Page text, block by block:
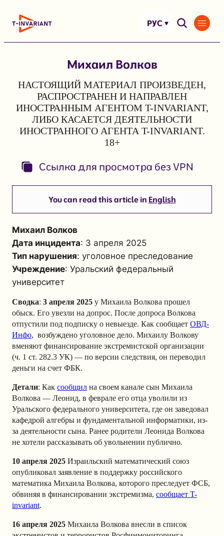
РУС
Михаил Волков
НАСТОЯЩИЙ МАТЕРИАЛ ПРОИЗВЕДЕН,
РАСПРОСТРАНЕН И НАПРАВЛЕН
ИНОСТРАННЫМ АГЕНТОМ T-INVARIANT,
ЛИБО КАСАЕТСЯ ДЕЯТЕЛЬНОСТИ
ИНОСТРАННОГО АГЕНТА T-INVARIANT.
18+
Ссылка для просмотра без VPN
You can read this article in English
Михаил Волков
Дата инцидента: 3 апреля 2025
Тип нарушения: уголовное преследование
Учреждение: Уральский федеральный
университет
Сводка: 3 апреля 2025 у Михаила Волкова прошел
обыск. Его увезли на допрос. После допроса Волкова
отпустили под подписку о невыезде. Как сообщает ОВД-
Инфо, возбуждено уголовное дело. Михаилу Волкову
вменяют финансирование экстремистской организации
(ч. 1 ст. 282.3 УК) — по версии следствия, он переводил
деньги на счет ФБК.
Детали: Как сообщил на своем канале сын Михаила
Волкова — Леонид, в феврале его отца уволили из
Уральского федерального университета, где он заведовал
кафедрой алгебры и фундаментальной информатики, из-
за деятельности сына. Ранее родители Леонида Волкова
не хотели рассказывать об увольнении публично.
10 апреля 2025 Израильский математический союз
опубликовал заявление в поддержку российского
математика Михаила Волкова, которого преследует ФСБ,
обвиняя в финансировании экстремизма, сообщает T-
invariant.
16 апреля 2025 Михаила Волкова внесли в список